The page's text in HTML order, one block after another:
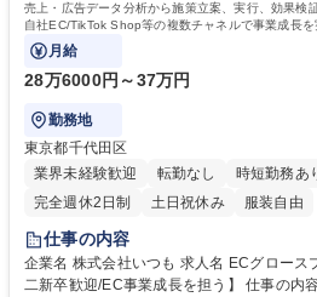
売上・広告データ分析から施策立案、実行、効果検
自社EC/TikTok Shop等の複数チャネルで事業成長を
月給
28万6000円～37万円
勤務地
東京都千代田区
業界未経験歓迎
転勤なし 時短勤務あ
完全週休2日制
土日祝休み 服装自由
仕事の内容
企業名 株式会社いつも 求人名 ECグロースプランナー(アソシエイト)【第
二新卒歓迎/EC事業成長を担う】 仕事の内容 売上・広告データ分析から施